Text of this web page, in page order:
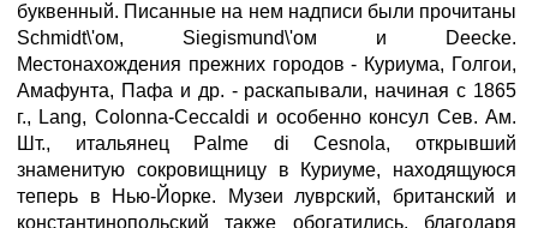
буквенный. Писанные на нем надписи были прочитаны
Schmidt\'oм, Siegismund\'ом и Deecke.
Местонахождения прежних городов - Куриума, Голгои,
Амафунта, Пафа и др. - раскапывали, начиная с 1865
г., Lang, Colonna-Ceccaldi и особенно консул Сев. Ам.
Шт., итальянец Palme di Cesnola, открывший
знаменитую сокровищницу в Куриуме, находящуюся
теперь в Нью-Йopке. Музеи луврский, британский и
константинопольский также обогатились, благодаря